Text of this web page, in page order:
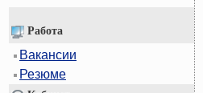
Работа
Вакансии
Резюме